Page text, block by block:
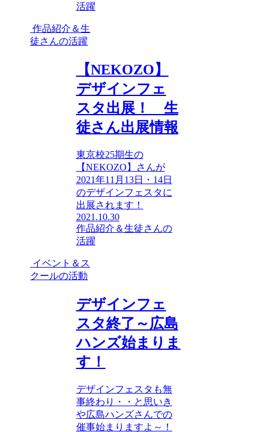
活躍
作品紹介＆生
徒さんの活躍
【NEKOZO】
デザインフェ
スタ出展！ 生
徒さん出展情報
東京校25期生の
【NEKOZO】さんが
2021年11月13日・14日
のデザインフェスタに
出展されます！
2021.10.30
作品紹介＆生徒さんの
活躍
イベント＆ス
クールの活動
デザインフェ
スタ終了～広島
ハンズ始まりま
す！
デザインフェスタも無
事終わり・・と思いき
や広島ハンズさんでの
催事始まりますよ～！